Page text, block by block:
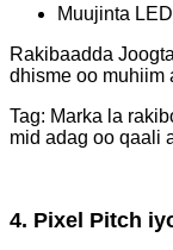
Muujinta
Rakibaadda
dhisme oo muhiim
Tag: Marka la
mid adag oo qaali
4. Pixel Pitch